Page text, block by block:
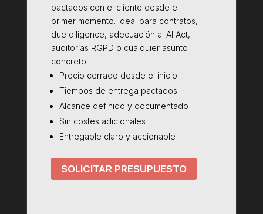
pactados con el cliente desde el
primer momento. Ideal para contratos,
due diligence, adecuación al AI Act,
auditorías RGPD o cualquier asunto
concreto.
Precio cerrado desde el inicio
Tiempos de entrega pactados
Alcance definido y documentado
Sin costes adicionales
Entregable claro y accionable
SOLICITAR PRESUPUESTO